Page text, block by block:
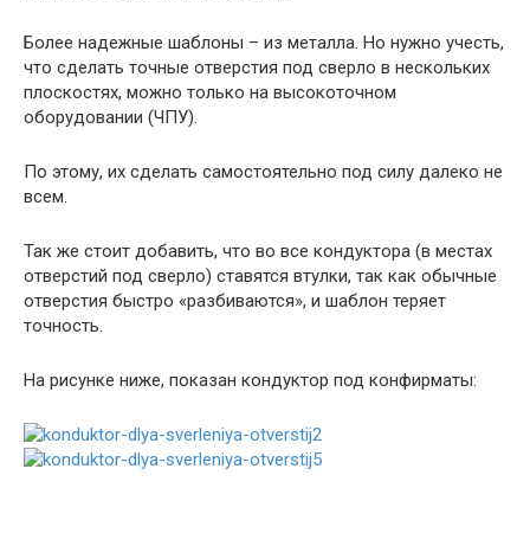
Более надежные шаблоны – из металла. Но нужно учесть,
что сделать точные отверстия под сверло в нескольких
плоскостях, можно только на высокоточном
оборудовании (ЧПУ).
По этому, их сделать самостоятельно под силу далеко не
всем.
Так же стоит добавить, что во все кондуктора (в местах
отверстий под сверло) ставятся втулки, так как обычные
отверстия быстро «разбиваются», и шаблон теряет
точность.
На рисунке ниже, показан кондуктор под конфирматы: